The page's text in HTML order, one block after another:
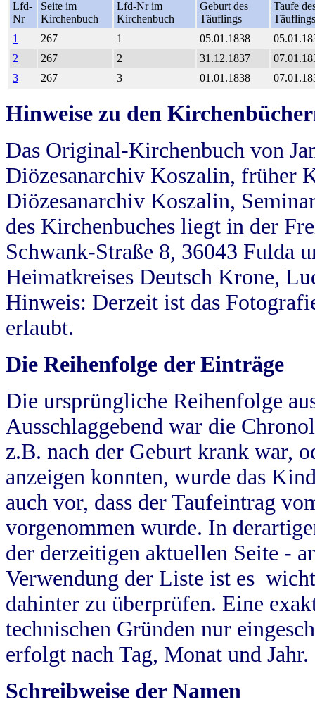
Lfd-
Nr
Seite im
Kirchenbuch
Lfd-Nr im
Kirchenbuch
Geburt des
Täuflings
Taufe
Täuflings
1
267 1 05.01.1838
2
267 2 31.12.1837
3
267 3 01.01.1838
Hinweise zu den
Das Original-Kirchenbuch von
Diözesanarchiv Koszalin, früher
Diözesanarchiv Koszalin,
des Kirchenbuches liegt in der
Schwank-Straße 8, 36043 Fulda
Heimatkreises Deutsch Krone,
Hinweis: Derzeit ist das
erlaubt.
Die Reihenfolge der Einträge
Die ursprüngliche Reihenfolge
Ausschlaggebend war die
z.B. nach der Geburt krank war,
anzeigen konnten, wurde das
auch vor, dass der Taufeintrag
vorgenommen wurde. In
der derzeitigen aktuellen Seite -
Verwendung der Liste ist es
dahinter zu überprüfen. Eine
technischen Gründen nur
erfolgt nach Tag, Monat und Jahr.
Schreibweise der Namen